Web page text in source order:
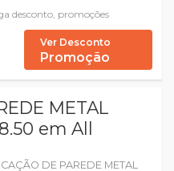
desconto, promoções
Ver Desconto
Promoção
METAL
em All
DE PAREDE METAL